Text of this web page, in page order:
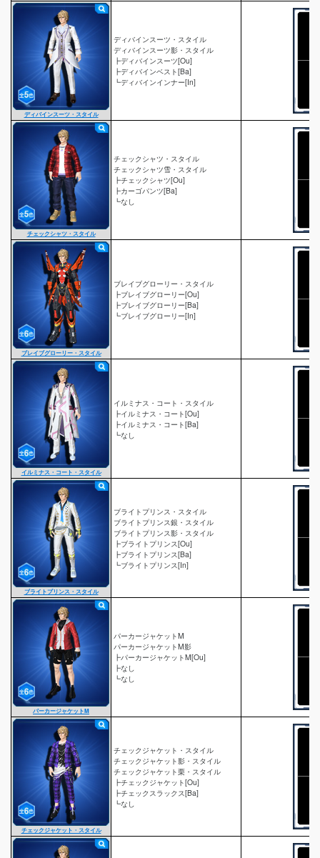
ディバインスーツ・スタイル
ディバインスーツ・スタイル
ディバインスーツ影・スタイル
┣ディバインスーツ[Ou]
┣ディバインベスト[Ba]
┗ディバインインナー[In]
チェックシャツ・スタイル
チェックシャツ・スタイル
チェックシャツ雪・スタイル
┣チェックシャツ[Ou]
┣カーゴパンツ[Ba]
┗なし
ブレイブグローリー・スタイル
ブレイブグローリー・スタイル
┣ブレイブグローリー[Ou]
┣ブレイブグローリー[Ba]
┗ブレイブグローリー[In]
イルミナス・コート・スタイル
イルミナス・コート・スタイル
┣イルミナス・コート[Ou]
┣イルミナス・コート[Ba]
┗なし
ブライトプリンス・スタイル
ブライトプリンス・スタイル
ブライトプリンス銀・スタイル
ブライトプリンス影・スタイル
┣ブライトプリンス[Ou]
┣ブライトプリンス[Ba]
┗ブライトプリンス[In]
パーカージャケットM
パーカージャケットM
パーカージャケットM影
┣パーカージャケットM[Ou]
┣なし
┗なし
チェックジャケット・スタイル
チェックジャケット・スタイル
チェックジャケット影・スタイル
チェックジャケット栗・スタイル
┣チェックジャケット[Ou]
┣チェックスラックス[Ba]
┗なし